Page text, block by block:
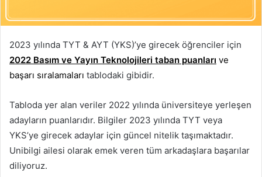
2023 yılında TYT & AYT (YKS)’ye girecek öğrenciler için
2022 Basım ve Yayın Teknolojileri taban puanları ve
başarı sıralamaları tablodaki gibidir.
Tabloda yer alan veriler 2022 yılında üniversiteye yerleşen
adayların puanlarıdır. Bilgiler 2023 yılında TYT veya
YKS’ye girecek adaylar için güncel nitelik taşımaktadır.
Unibilgi ailesi olarak emek veren tüm arkadaşlara başarılar
diliyoruz.